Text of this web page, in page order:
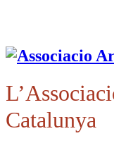
Catalunya